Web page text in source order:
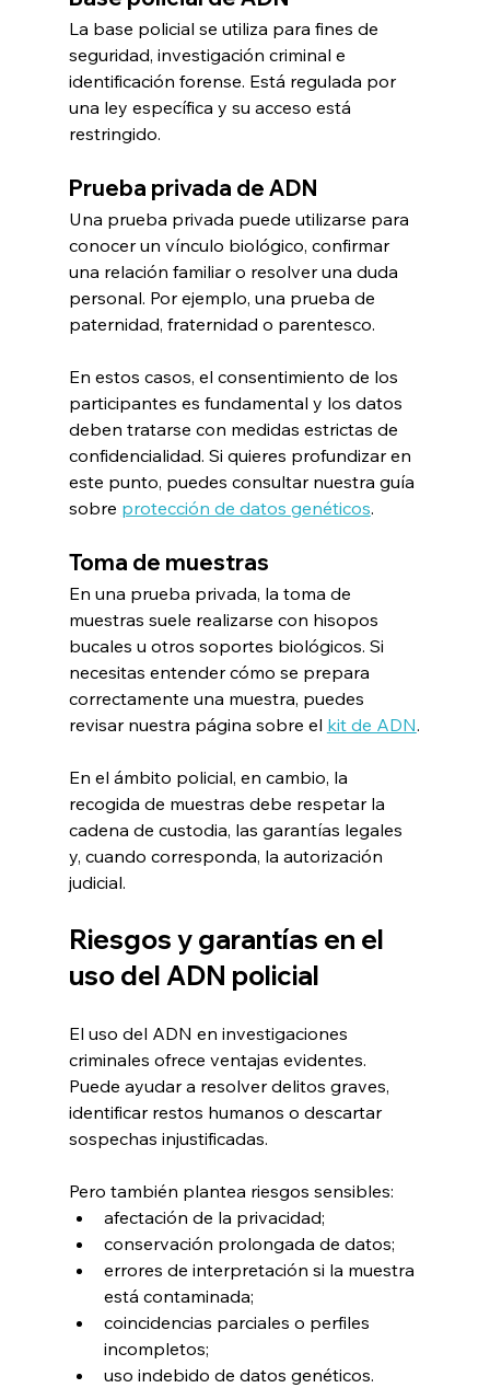
La base policial se utiliza para fines de
seguridad, investigación criminal e
identificación forense. Está regulada por
una ley específica y su acceso está
restringido.
Prueba privada de ADN
Una prueba privada puede utilizarse para
conocer un vínculo biológico, confirmar
una relación familiar o resolver una duda
personal. Por ejemplo, una prueba de
paternidad, fraternidad o parentesco.
En estos casos, el consentimiento de los
participantes es fundamental y los datos
deben tratarse con medidas estrictas de
confidencialidad. Si quieres profundizar en
este punto, puedes consultar nuestra guía
sobre protección de datos genéticos.
Toma de muestras
En una prueba privada, la toma de
muestras suele realizarse con hisopos
bucales u otros soportes biológicos. Si
necesitas entender cómo se prepara
correctamente una muestra, puedes
revisar nuestra página sobre el kit de ADN.
En el ámbito policial, en cambio, la
recogida de muestras debe respetar la
cadena de custodia, las garantías legales
y, cuando corresponda, la autorización
judicial.
Riesgos y garantías en el
uso del ADN policial
El uso del ADN en investigaciones
criminales ofrece ventajas evidentes.
Puede ayudar a resolver delitos graves,
identificar restos humanos o descartar
sospechas injustificadas.
Pero también plantea riesgos sensibles:
afectación de la privacidad;
conservación prolongada de datos;
errores de interpretación si la muestra
está contaminada;
coincidencias parciales o perfiles
incompletos;
uso indebido de datos genéticos.